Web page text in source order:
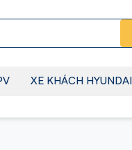
XE KHÁCH HYUNDAI